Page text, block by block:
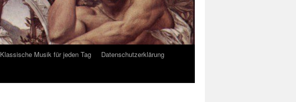
Klassische Musik für jeden Tag
Datenschutzerklärung